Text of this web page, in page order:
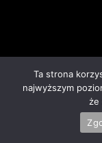
Ta strona
najwyższym
że
o nas dostawa